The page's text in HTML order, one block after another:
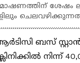
മോഷണത്തിന് ശേഷം
ബസ്